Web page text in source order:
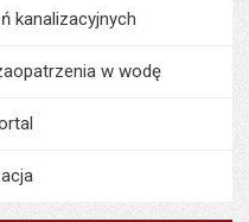
kanalizacyjnych
w wodę